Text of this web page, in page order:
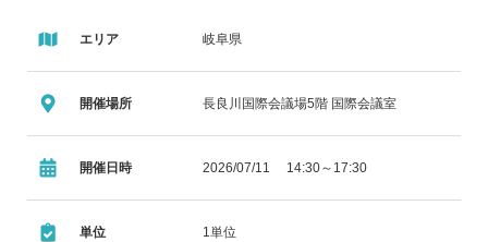
エリア 岐阜県
開催場所 長良川国際会議場5階 国際会議室
開催日時 2026/07/11 14:30～17:30
単位 1単位